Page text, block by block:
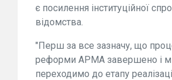
є посилення інституційної
відомства.
"Перш за все зазначу, що
реформи АРМА завершено і
переходимо до етапу